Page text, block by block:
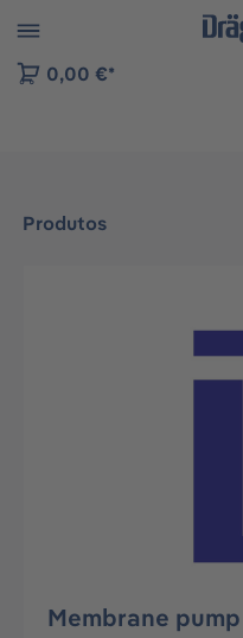
to B2B platform
0,00 €*
Produtos
Ignorar galeria de
Membrane pump